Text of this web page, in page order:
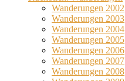
Wanderungen 2002
Wanderungen 2003
Wanderungen 2004
Wanderungen 2005
Wanderungen 2006
Wanderungen 2007
Wanderungen 2008